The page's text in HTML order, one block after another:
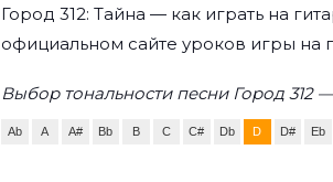
Город 312: Тайна — как играть на
официальном сайте уроков игры на
Выбор тональности песни Город 312
Ab A A# Bb B C C# Db D D# Eb